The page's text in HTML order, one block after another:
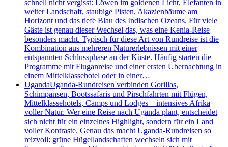
schnell nicht vergisst: Löwen im goldenen Licht, Elefanten in
weiter Landschaft, staubige Pisten, Akazienbäume am
Horizont und das tiefe Blau des Indischen Ozeans. Für viele
Gäste ist genau dieser Wechsel das, was eine Kenia-Reise
besonders macht. Typisch für diese Art von Rundreise ist die
Kombination aus mehreren Naturerlebnissen mit einer
entspannten Schlussphase an der Küste. Häufig starten die
Programme mit Fluganreise und einer ersten Übernachtung in
einem Mittelklassehotel oder in einer…
UgandaUganda-Rundreisen verbinden Gorillas,
Schimpansen, Bootssafaris und Pirschfahrten mit Flügen,
Mittelklassehotels, Camps und Lodges – intensives Afrika
voller Natur. Wer eine Reise nach Uganda plant, entscheidet
sich nicht für ein einzelnes Highlight, sondern für ein Land
voller Kontraste. Genau das macht Uganda-Rundreisen so
reizvoll: grüne Hügellandschaften wechseln sich mit